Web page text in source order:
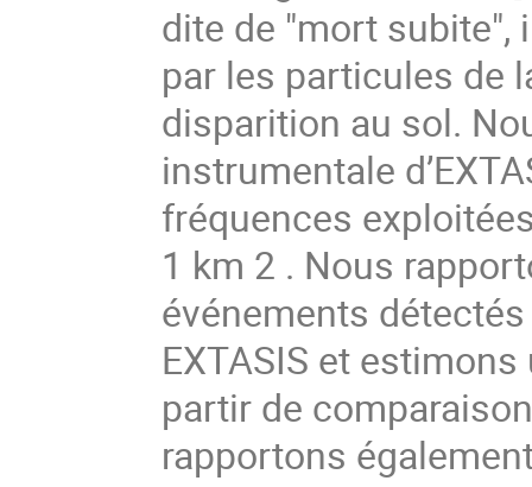
dite de "mort subite",
par les particules de
disparition au sol.
instrumentale
fréquences
1 km 2 . Nous
événements
EXTASIS et
partir de
rapportons